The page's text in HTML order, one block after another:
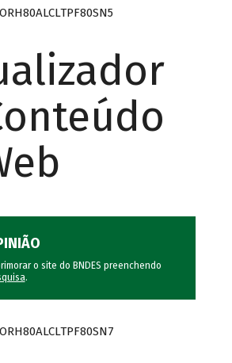
o site do BNDES preenchendo
.